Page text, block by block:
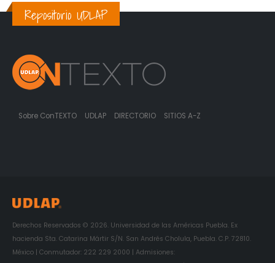
Repositorio UDLAP
Sobre ConTEXTO UDLAP DIRECTORIO SITIOS A-Z
Derechos Reservados © 2026. Universidad de las Américas Puebla. Ex
hacienda Sta. Catarina Mártir S/N. San Andrés Cholula, Puebla. C.P. 72810.
México | Conmutador: 222 229 2000 | Admisiones: